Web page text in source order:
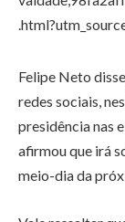
Felipe Neto
redes sociais,
presidência nas
afirmou que irá
meio-dia da